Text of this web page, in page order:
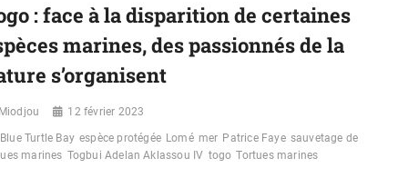
SUR
CÔTES
: face à la disparition de certaines
marines, des passionnés de la
s’organisent
Miodjou 12 février 2023
Blue Turtle Bay espèce protégée Lomé mer Patrice Faye sauvetage de
marines Togbui Adelan Aklassou IV togo Tortues marines